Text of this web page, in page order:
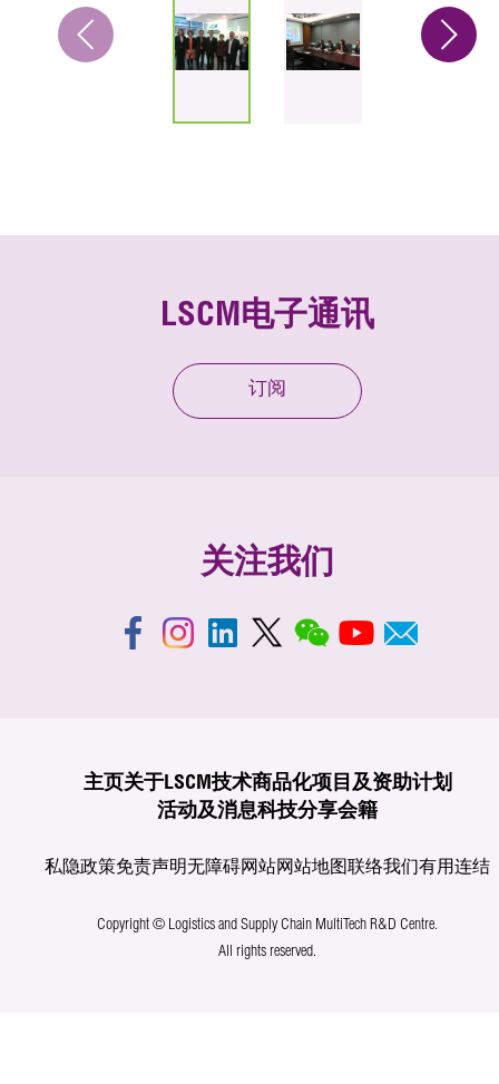
LSCM电子通讯
订阅
关注我们
主页关于LSCM技术商品化项目及资助计划
活动及消息科技分享会籍
私隐政策免责声明无障碍网站网站地图联络我们有用连结
Copyright © Logistics and Supply Chain MultiTech R&D Centre.
All rights reserved.